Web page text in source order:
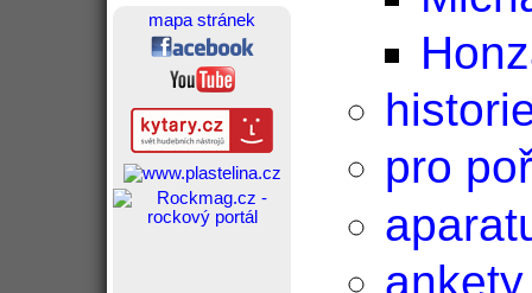
mapa stránek
pro
ankety